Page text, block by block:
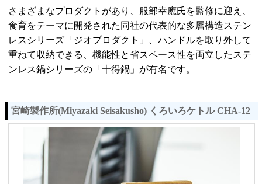
さまざまなプロダクトがあり、服部幸應氏を監修に迎え、
食育をテーマに開発された同社の代表的な多層構造ステン
レスシリーズ「ジオプロダクト」、ハンドルを取り外して
重ねて収納できる、機能性と省スペース性を両立したステ
ンレス鍋シリーズの「十得鍋」が有名です。
宮崎製作所(Miyazaki Seisakusho) くろいろケトル CHA-12